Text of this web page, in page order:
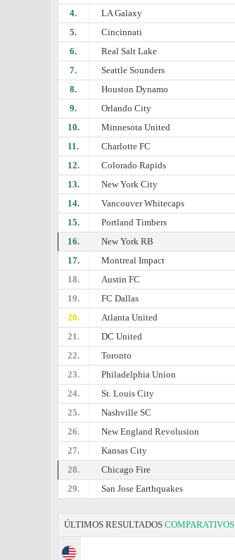
4.
LA Galaxy
5.
Cincinnati
6.
Real Salt Lake
7.
Seattle Sounders
8.
Houston Dynamo
9.
Orlando City
10.
Minnesota United
11.
Charlotte FC
12.
Colorado Rapids
13.
New York City
14.
Vancouver Whitecaps
15.
Portland Timbers
16.
New York RB
17.
Montreal Impact
18.
Austin FC
19.
FC Dallas
20.
Atlanta United
21.
DC United
22.
Toronto
23.
Philadelphia Union
24.
St. Louis City
25.
Nashville SC
26.
New England Revolusion
27.
Kansas City
28.
Chicago Fire
29.
San Jose Earthquakes
ÚLTIMOS RESULTADOS COMPARATIVOS